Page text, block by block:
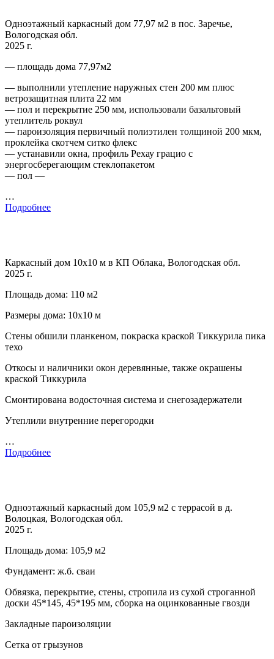
Одноэтажный каркасный дом 77,97 м2 в пос. Заречье,
Вологодская обл.
2025 г.
— площадь дома 77,97м2
— выполнили утепление наружных стен 200 мм плюс
ветрозащитная плита 22 мм
— пол и перекрытие 250 мм, использовали базальтовый
утеплитель роквул
— пароизоляция первичный полиэтилен толщиной 200 мкм,
проклейка скотчем ситко флекс
— устанавили окна, профиль Рехау грацио с
энергосберегающим стеклопакетом
— пол —
…
Подробнее
Каркасный дом 10х10 м в КП Облака, Вологодская обл.
2025 г.
Площадь дома: 110 м2
Размеры дома: 10х10 м
Стены обшили планкеном, покраска краской Тиккурила пика
техо
Откосы и наличники окон деревянные, также окрашены
краской Тиккурила
Смонтирована водосточная система и снегозадержатели
Утеплили внутренние перегородки
…
Подробнее
Одноэтажный каркасный дом 105,9 м2 с террасой в д.
Волоцкая, Вологодская обл.
2025 г.
Площадь дома: 105,9 м2
Фундамент: ж.б. сваи
Обвязка, перекрытие, стены, стропила из сухой строганной
доски 45*145, 45*195 мм, сборка на оцинкованные гвозди
Закладные пароизоляции
Сетка от грызунов